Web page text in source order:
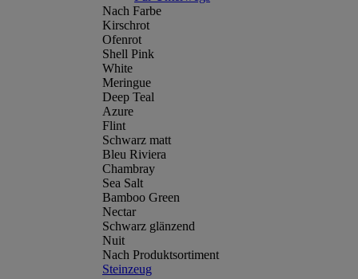
Nach Farbe
Kirschrot
Ofenrot
Shell Pink
White
Meringue
Deep Teal
Azure
Flint
Schwarz matt
Bleu Riviera
Chambray
Sea Salt
Bamboo Green
Nectar
Schwarz glänzend
Nuit
Nach Produktsortiment
Steinzeug